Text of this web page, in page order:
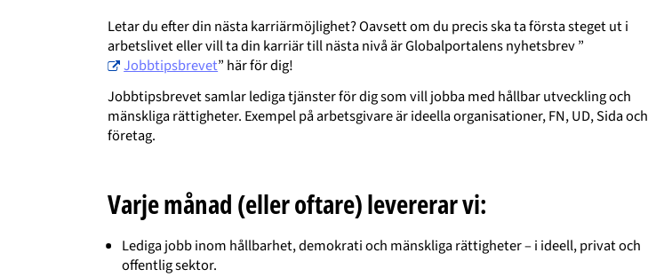
Letar du efter din nästa karriärmöjlighet? Oavsett om du precis ska ta första steget ut i
arbetslivet eller vill ta din karriär till nästa nivå är Globalportalens nyhetsbrev ”
Jobbtipsbrevet” här för dig!
Jobbtipsbrevet samlar lediga tjänster för dig som vill jobba med hållbar utveckling och
mänskliga rättigheter. Exempel på arbetsgivare är ideella organisationer, FN, UD, Sida och
företag.
Varje månad (eller oftare) levererar vi:
Lediga jobb inom hållbarhet, demokrati och mänskliga rättigheter – i ideell, privat och
offentlig sektor.